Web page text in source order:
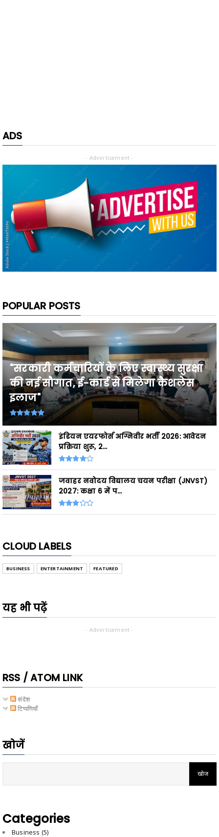
ADS
- Advertisement -
POPULAR POSTS
"सरकारी कर्मचारियों के लिए स्वास्थ्य सुरक्षा
की नई सौगात, ई-कार्ड से मिलेगा कैशलेस
इलाज"
इंडियन एयरफोर्स अग्निवीर भर्ती 2026: आवेदन
प्रक्रिया शुरू, 2...
जवाहर नवोदय विद्यालय चयन परीक्षा (JNVST)
2027: कक्षा 6 में प...
CLOUD LABELS
BUSINESS ENTERTAINMENT FEATURED
यह भी पढ़ें
- Advertisement -
RSS / ATOM LINK
संदेश
टिप्पणियाँ
खोजें
Categories
Business (5)